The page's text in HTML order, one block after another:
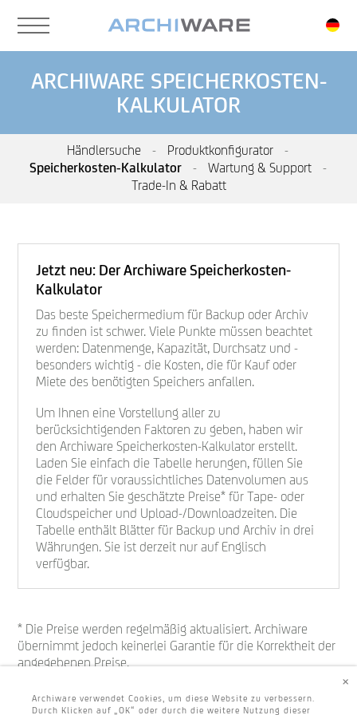
main
content
ARCHIWARE SPEICHERKOSTEN-
KALKULATOR
Händlersuche - Produktkonfigurator
-
Speicherkosten-Kalkulator
- Wartung & Support
-
Trade-In & Rabatt
Jetzt neu: Der Archiware Speicherkosten-
Kalkulator
Das beste Speichermedium für Backup oder Archiv
zu finden ist schwer. Viele Punkte müssen beachtet
werden: Datenmenge, Kapazität, Durchsatz und -
besonders wichtig - die Kosten, die für Kauf oder
Miete des benötigten Speichers anfallen.
Um Ihnen eine Vorstellung aller zu
berücksichtigenden Faktoren zu geben, haben wir
den Archiware Speicherkosten-Kalkulator erstellt.
Laden Sie einfach die Tabelle herungen, füllen Sie
die Felder für voraussichtliches Datenvolumen aus
und erhalten Sie geschätzte Preise* für Tape- oder
Cloudspeicher und Upload-/Downloadzeiten. Die
Tabelle enthält Blätter für Backup und Archiv in drei
Währungen. Sie ist derzeit nur auf Englisch
verfügbar.
* Die Preise werden regelmäßig aktualisiert. Archiware
übernimmt jedoch keinerlei Garantie für die Korrektheit der
angegebenen Preise.
Archiware verwendet Cookies, um diese Website zu verbessern.
Durch Klicken auf „OK“ oder durch die weitere Nutzung dieser
×